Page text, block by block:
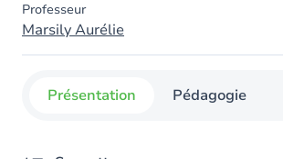
Professeur
Marsily Aurélie
Présentation Pédagogie